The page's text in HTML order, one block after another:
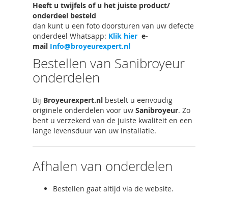
Heeft u twijfels of u het juiste product/
onderdeel besteld
dan kunt u een foto doorsturen van uw defecte
onderdeel Whatsapp: Klik hier e-
mail Info@broyeurexpert.nl
Bestellen van Sanibroyeur
onderdelen
Bij Broyeurexpert.nl bestelt u eenvoudig
originele onderdelen voor uw Sanibroyeur. Zo
bent u verzekerd van de juiste kwaliteit en een
lange levensduur van uw installatie.
Afhalen van onderdelen
Bestellen gaat altijd via de website.